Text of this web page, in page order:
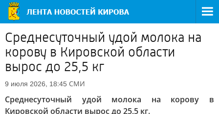
Среднесуточный удой молока на
корову в Кировской области
вырос до 25,5 кг
9 июля 2026, 18:45 СМИ
Среднесуточный удой молока на корову в
Кировской области вырос до 25,5 кг.